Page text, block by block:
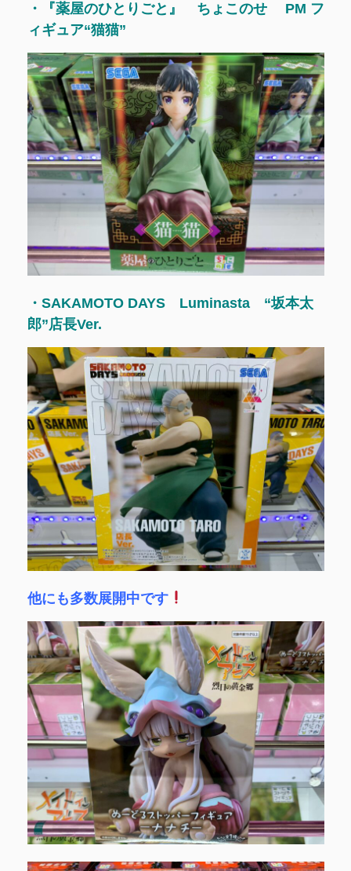
・『薬屋のひとりごと』 ちょこのせ PM フ
ィギュア“猫猫”
・SAKAMOTO DAYS Luminasta “坂本太
郎”店長Ver.
他にも多数展開中です